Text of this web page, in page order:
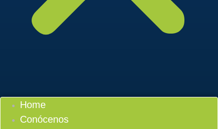
Home
Conócenos